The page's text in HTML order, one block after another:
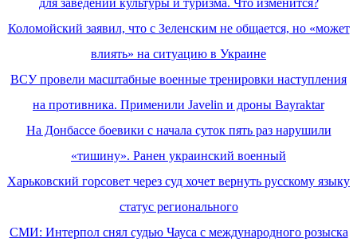
для заведений культуры и туризма. Что изменится?
Коломойский заявил, что с Зеленским не общается, но «может
влиять» на ситуацию в Украине
ВСУ провели масштабные военные тренировки наступления
на противника. Применили Javelin и дроны Bayraktar
На Донбассе боевики с начала суток пять раз нарушили
«тишину». Ранен украинский военный
Харьковский горсовет через суд хочет вернуть русскому языку
статус регионального
СМИ: Интерпол снял судью Чауса с международного розыска